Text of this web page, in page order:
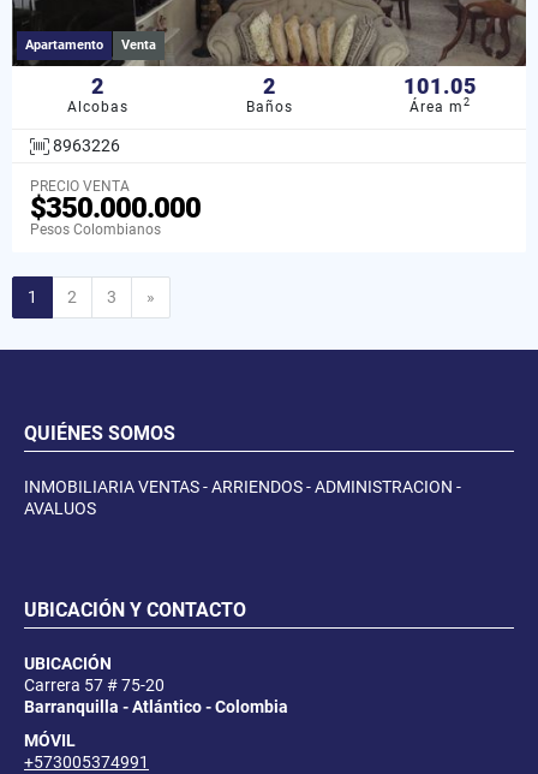
Apartamento Venta
2
Alcobas
2
Baños
101.05
Área m2
8963226
PRECIO VENTA
$350.000.000
Pesos Colombianos
1 2 3 »
QUIÉNES SOMOS
INMOBILIARIA VENTAS - ARRIENDOS - ADMINISTRACION -
AVALUOS
UBICACIÓN Y CONTACTO
UBICACIÓN
Carrera 57 # 75-20
Barranquilla - Atlántico - Colombia
MÓVIL
+573005374991